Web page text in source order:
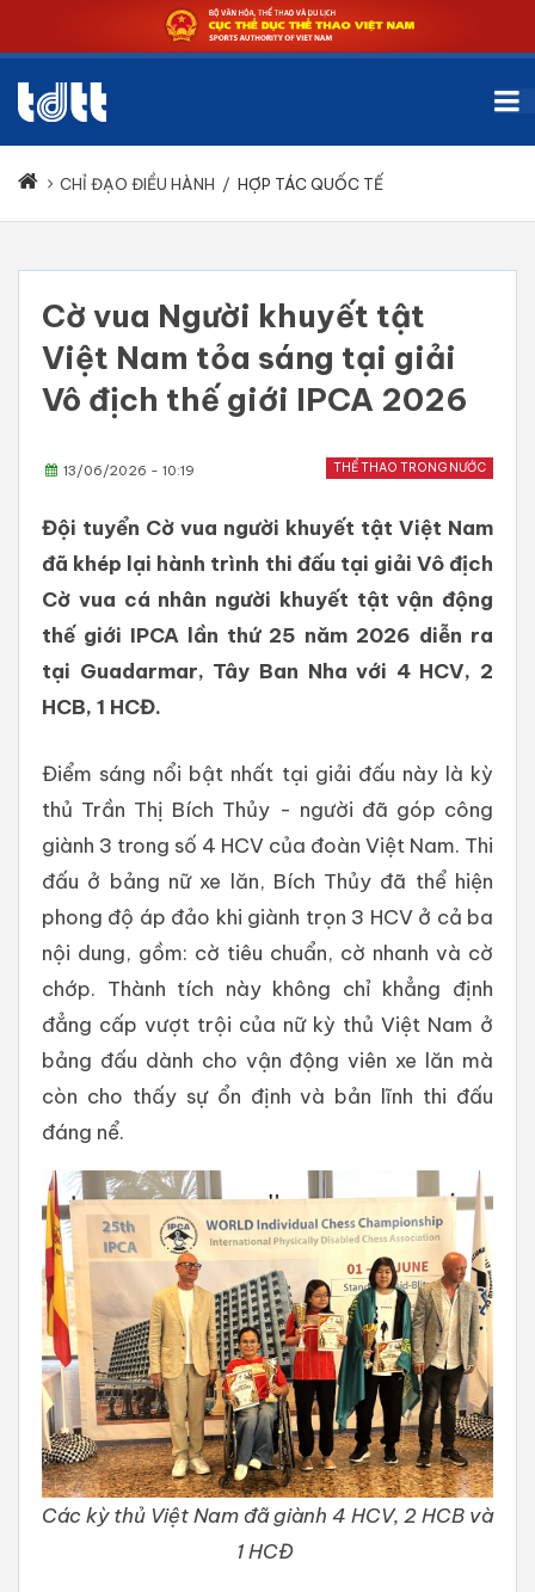
CHỈ ĐẠO ĐIỀU HÀNH / HỢP TÁC QUỐC TẾ
Cờ vua Người khuyết tật
Việt Nam tỏa sáng tại giải
Vô địch thế giới IPCA 2026
THỂ THAO TRONG NƯỚC
13/06/2026 - 10:19
Đội tuyển Cờ vua người khuyết tật Việt Nam
đã khép lại hành trình thi đấu tại giải Vô địch
Cờ vua cá nhân người khuyết tật vận động
thế giới IPCA lần thứ 25 năm 2026 diễn ra
tại Guadarmar, Tây Ban Nha với 4 HCV, 2
HCB, 1 HCĐ.
Điểm sáng nổi bật nhất tại giải đấu này là kỳ
thủ Trần Thị Bích Thủy - người đã góp công
giành 3 trong số 4 HCV của đoàn Việt Nam. Thi
đấu ở bảng nữ xe lăn, Bích Thủy đã thể hiện
phong độ áp đảo khi giành trọn 3 HCV ở cả ba
nội dung, gồm: cờ tiêu chuẩn, cờ nhanh và cờ
chớp. Thành tích này không chỉ khẳng định
đẳng cấp vượt trội của nữ kỳ thủ Việt Nam ở
bảng đấu dành cho vận động viên xe lăn mà
còn cho thấy sự ổn định và bản lĩnh thi đấu
đáng nể.
Các kỳ thủ Việt Nam đã giành 4 HCV, 2 HCB và
1 HCĐ